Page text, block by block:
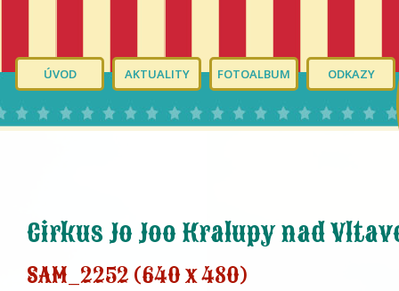
ÚVOD AKTUALITY FOTOALBUM ODKAZY
Cirkus Jo Joo Kralupy nad
SAM_2252 (640 x 480)